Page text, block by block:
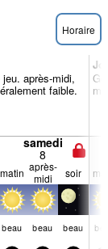
Horaire
après-midi,
faible.
samedi
8
matin après-
midi
soir
beau beau beau